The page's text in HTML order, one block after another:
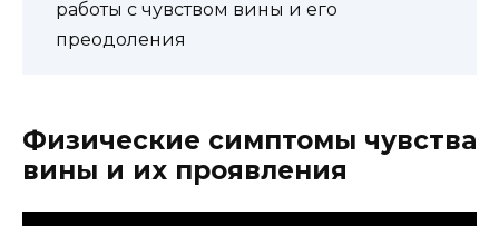
работы с чувством вины и его
преодоления
Физические симптомы чувства
вины и их проявления